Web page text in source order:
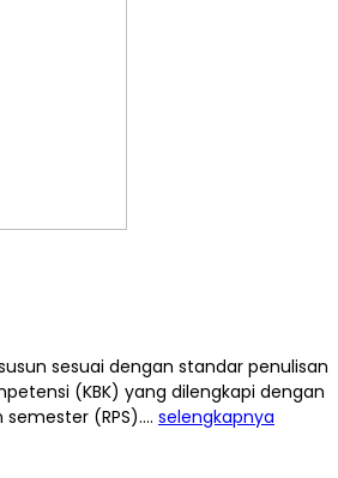
sesuai dengan standar penulisan
(KBK) yang dilengkapi dengan
(RPS)…. selengkapnya